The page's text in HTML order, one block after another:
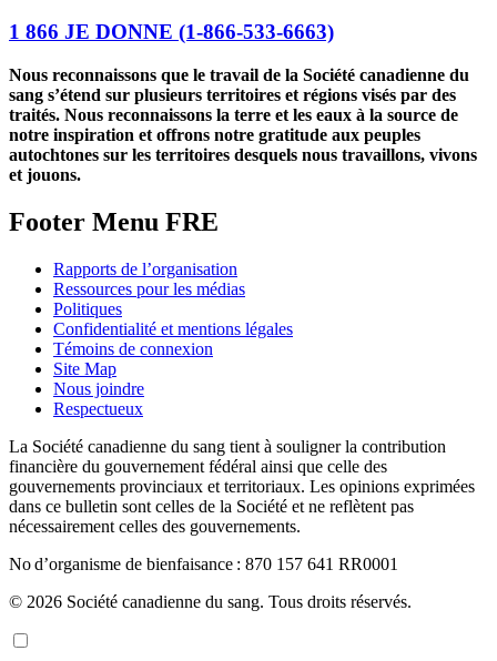
1 866 JE DONNE (1-866-533-6663)
Nous reconnaissons que le travail de la Société canadienne du
sang s’étend sur plusieurs territoires et régions visés par des
traités. Nous reconnaissons la terre et les eaux à la source de
notre inspiration et offrons notre gratitude aux peuples
autochtones sur les territoires desquels nous travaillons, vivons
et jouons.
Footer Menu FRE
Rapports de l’organisation
Ressources pour les médias
Politiques
Confidentialité et mentions légales
Témoins de connexion
Site Map
Nous joindre
Respectueux
La Société canadienne du sang tient à souligner la contribution
financière du gouvernement fédéral ainsi que celle des
gouvernements provinciaux et territoriaux. Les opinions exprimées
dans ce bulletin sont celles de la Société et ne reflètent pas
nécessairement celles des gouvernements.
No d’organisme de bienfaisance : 870 157 641 RR0001
© 2026 Société canadienne du sang. Tous droits réservés.